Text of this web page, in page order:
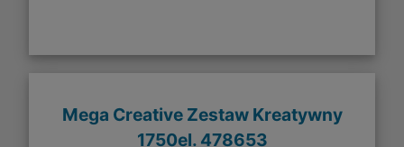
Mega Creative Zestaw Kreatywny
1750el. 478653